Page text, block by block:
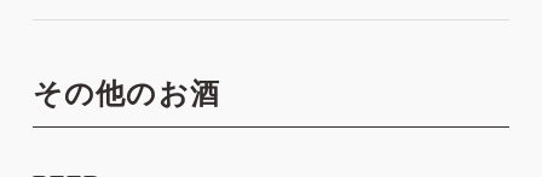
その他のお酒